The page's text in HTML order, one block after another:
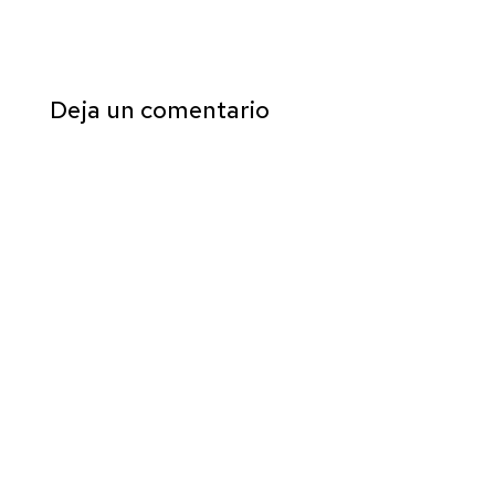
Deja un comentario